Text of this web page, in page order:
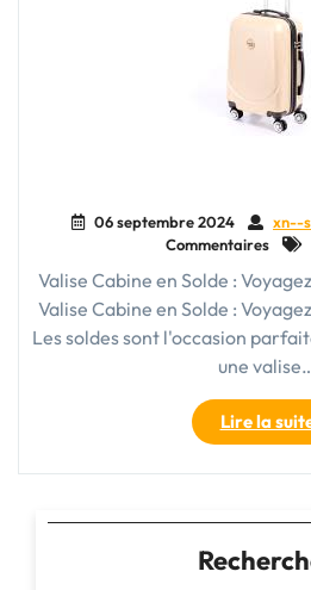
06 septembre 2024 xn--
Commentaires
Valise Cabine en Solde :
Valise Cabine en Solde :
Les soldes sont l'occasion
une
Lire la